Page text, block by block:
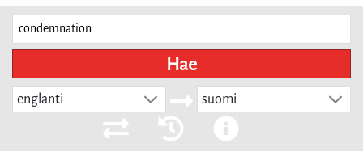
Hae
englanti suomi